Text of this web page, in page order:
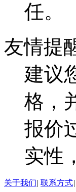
任。
友情提
建议
格，
报价
实性
关于我们| 联系方式|